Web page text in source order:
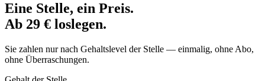
Eine Stelle, ein Preis.
Ab 29 € loslegen.
Sie zahlen nur nach Gehaltslevel der Stelle — einmalig, ohne Abo,
ohne Überraschungen.